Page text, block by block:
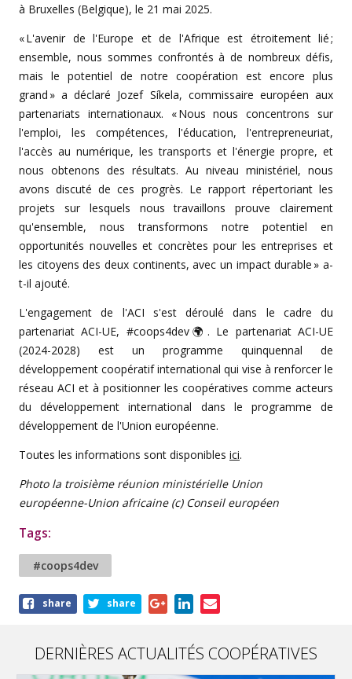
à Bruxelles (Belgique), le 21 mai 2025.
« L'avenir de l'Europe et de l'Afrique est étroitement lié ;
ensemble, nous sommes confrontés à de nombreux défis,
mais le potentiel de notre coopération est encore plus
grand » a déclaré Jozef Síkela, commissaire européen aux
partenariats internationaux. « Nous nous concentrons sur
l'emploi, les compétences, l'éducation, l'entrepreneuriat,
l'accès au numérique, les transports et l'énergie propre, et
nous obtenons des résultats. Au niveau ministériel, nous
avons discuté de ces progrès. Le rapport répertoriant les
projets sur lesquels nous travaillons prouve clairement
qu'ensemble, nous transformons notre potentiel en
opportunités nouvelles et concrètes pour les entreprises et
les citoyens des deux continents, avec un impact durable » a-
t-il ajouté.
L'engagement de l'ACI s'est déroulé dans le cadre du
partenariat ACI-UE, #coops4dev🌍. Le partenariat ACI-UE
(2024-2028) est un programme quinquennal de
développement coopératif international qui vise à renforcer le
réseau ACI et à positionner les coopératives comme acteurs
du développement international dans le programme de
développement de l'Union européenne.
Toutes les informations sont disponibles ici.
Photo la troisième réunion ministérielle Union
européenne-Union africaine(c) Conseil européen
Tags:
#coops4dev
Shareshare share
DERNIÈRES ACTUALITÉS COOPÉRATIVES